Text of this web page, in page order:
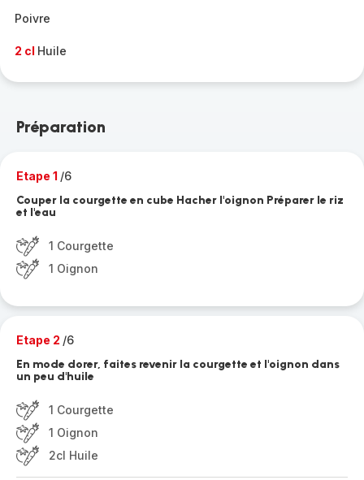
Poivre
2 cl Huile
Préparation
Etape 1 /6
Couper la courgette en cube Hacher l'oignon Préparer le riz
et l'eau
1 Courgette
1 Oignon
Etape 2 /6
En mode dorer, faites revenir la courgette et l'oignon dans
un peu d'huile
1 Courgette
1 Oignon
2cl Huile